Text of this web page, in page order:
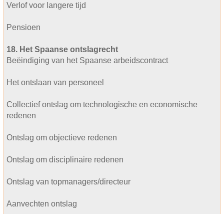
Verlof voor langere tijd
Pensioen
18. Het Spaanse ontslagrecht
Beëindiging van het Spaanse arbeidscontract
Het ontslaan van personeel
Collectief ontslag om technologische en economische
redenen
Ontslag om objectieve redenen
Ontslag om disciplinaire redenen
Ontslag van topmanagers/directeur
Aanvechten ontslag